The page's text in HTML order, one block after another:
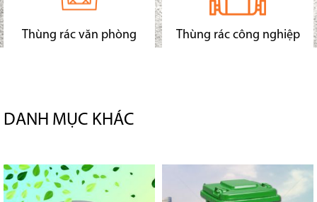
Thùng rác văn phòng Thùng rác công nghiệp
DANH MỤC KHÁC